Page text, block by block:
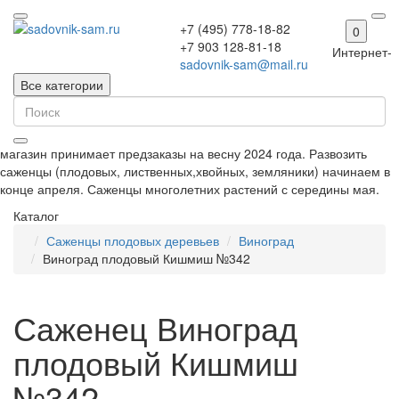
+7 (495) 778-18-82
+7 903 128-81-18
sadovnik-sam@mail.ru
0
Все категории
Интернет-
магазин принимает предзаказы на весну 2024 года. Развозить
саженцы (плодовых, лиственных,хвойных, земляники) начинаем в
конце апреля. Саженцы многолетних растений с середины мая.
Каталог
Саженцы плодовых деревьев
Виноград
Виноград плодовый Кишмиш №342
Саженец Виноград
плодовый Кишмиш